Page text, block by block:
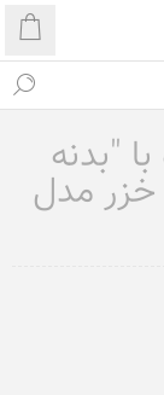
"بدنه
خزر مدل